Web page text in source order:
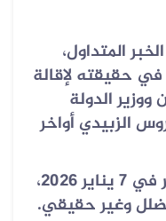
المتداول،
في حقيقته لإقالة
الدولة
الزبيدي أواخر
وكانت الجزيرة قد نشرت الخبر في 7 يناير 2026،
وغير حقيقي.